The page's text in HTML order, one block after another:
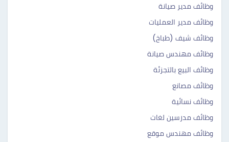
وظائف مدير صيانة
وظائف مدير العمليات
وظائف شيف (طباخ)
وظائف مهندس صيانة
وظائف البيع بالتجزئة
وظائف مصانع
وظائف نسائية
وظائف مدرسين لغات
وظائف مهندس موقع